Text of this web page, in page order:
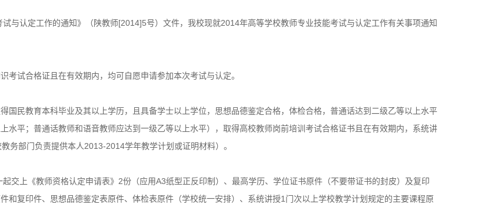
与认定工作的通知》（陕教师[2014]5号）文件，我校现就2014年高等学校教师专业技能考试与认定工作有关事项通知
试合格证且在有效期内，均可自愿申请参加本次考试与认定。
国民教育本科毕业及其以上学历，且具备学士以上学位，思想品德鉴定合格，体检合格，普通话达到二级乙等以上水平
水平；普通话教师和语音教师应达到一级乙等以上水平），取得高校教师岗前培训考试合格证书且在有效期内，系统讲
务部门负责提供本人2013-2014学年教学计划或证明材料）。
起交上《教师资格认定申请表》2份（应用A3纸型正反印制）、最高学历、学位证书原件（不要带证书的封皮）及复印
和复印件、思想品德鉴定表原件、体检表原件（学校统一安排）、系统讲授1门次以上学校教学计划规定的主要课程原